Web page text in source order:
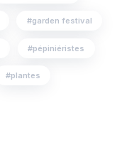
garden festival
pépiniéristes
plantes